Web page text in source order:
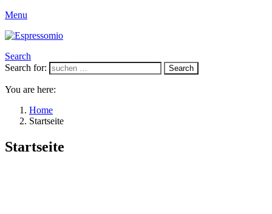
Menu
Search
Search for:
Search
You are here:
Home
Startseite
Startseite